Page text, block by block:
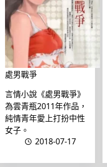
處男戰爭
言情小說《處男戰爭》
為雲青瓶2011年作品，
純情青年愛上打扮中性
女子。
2018-07-17